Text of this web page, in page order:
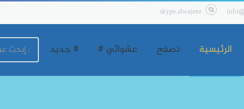
skype.alwajeez
الرئيسية تصفح عشوائي # # جديد